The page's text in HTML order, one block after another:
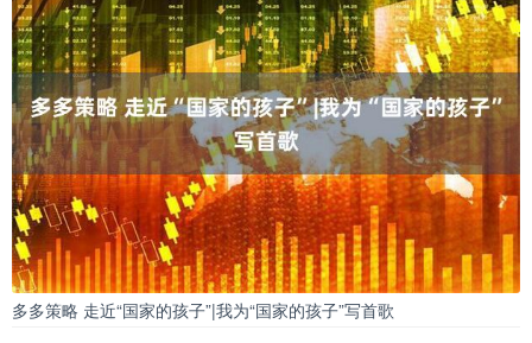
多多策略 走近“国家的孩子”|我为“国家的孩子”写首歌